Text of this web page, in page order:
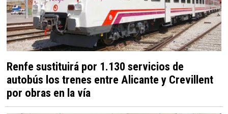
Renfe sustituirá por 1.130 servicios de
autobús los trenes entre Alicante y Crevillent
por obras en la vía